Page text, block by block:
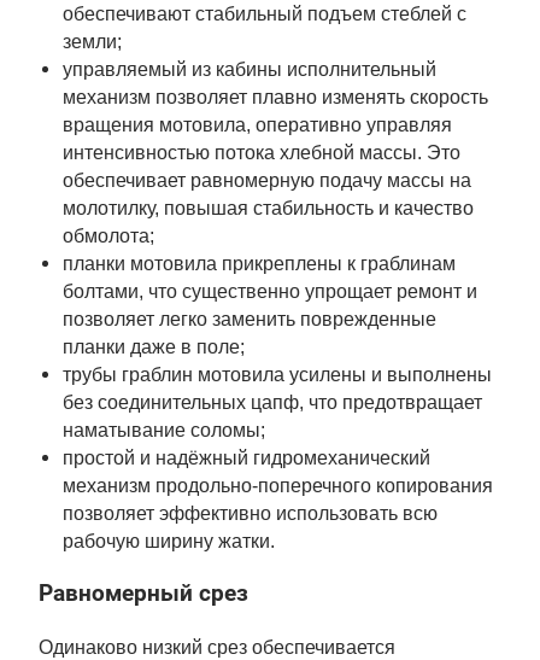
обеспечивают стабильный подъем стеблей с
земли;
управляемый из кабины исполнительный
механизм позволяет плавно изменять скорость
вращения мотовила, оперативно управляя
интенсивностью потока хлебной массы. Это
обеспечивает равномерную подачу массы на
молотилку, повышая стабильность и качество
обмолота;
планки мотовила прикреплены к граблинам
болтами, что существенно упрощает ремонт и
позволяет легко заменить поврежденные
планки даже в поле;
трубы граблин мотовила усилены и выполнены
без соединительных цапф, что предотвращает
наматывание соломы;
простой и надёжный гидромеханический
механизм продольно-поперечного копирования
позволяет эффективно использовать всю
рабочую ширину жатки.
Равномерный срез
Одинаково низкий срез обеспечивается